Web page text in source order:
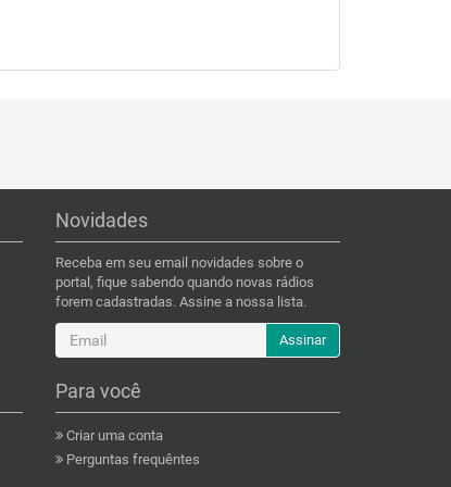
Novidades
Receba em seu email novidades sobre o
portal, fique sabendo quando novas rádios
forem cadastradas. Assine a nossa lista.
Assinar
Para você
Criar uma conta
Perguntas frequêntes